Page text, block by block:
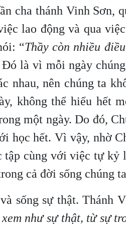
cha thánh Vinh Sơn,
lao động và qua
“Thầy còn nhiều
Đó là vì mỗi ngày
nhau, nên chúng ta
không thể hiểu hết
một ngày. Do đó,
học hết. Vì vậy, nhờ
tập cùng với việc tự kỷ
cả đời sống chúng
sống sự thật. Thánh
như sự thật, từ sự